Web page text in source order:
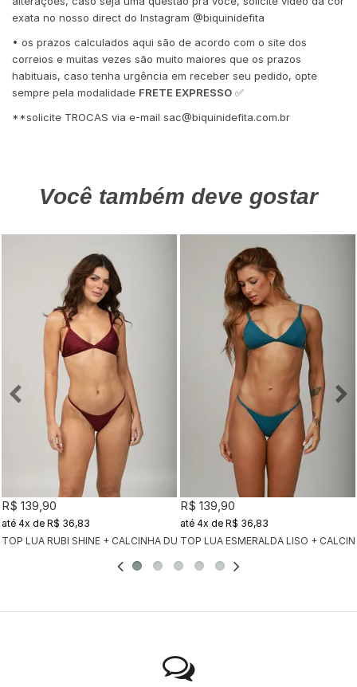
exata no nosso direct do Instagram @biquinidefita
• os prazos calculados aqui são de acordo com o site dos
correios e muitas vezes são muito maiores que os prazos
habituais, caso tenha urgência em receber seu pedido, opte
sempre pela modalidade FRETE EXPRESSO ✅
**solicite TROCAS via e-mail sac@biquinidefita.com.br
Você também deve gostar
TOP LUA RUBI SHINE + CALCINHA DUPLA RUBI SHINE (CÓPIA)
R$ 139,90
4x de R$ 36,83
TOP LUA ESMERALDA LISO +
R$ 139,90
4x de R$ 36,83